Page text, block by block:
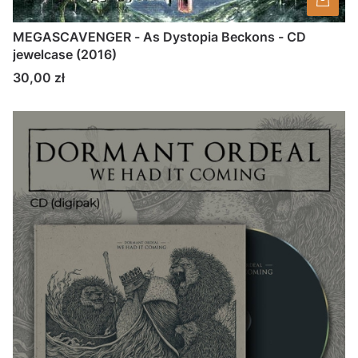
MEGASCAVENGER - As Dystopia Beckons - CD
jewelcase (2016)
Cena
30,00 zł